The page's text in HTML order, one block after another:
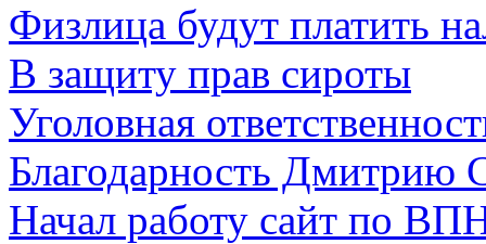
Физлица будут платить
В защиту прав сироты
Уголовная
Благодарность Дмитрию
Начал работу сайт по